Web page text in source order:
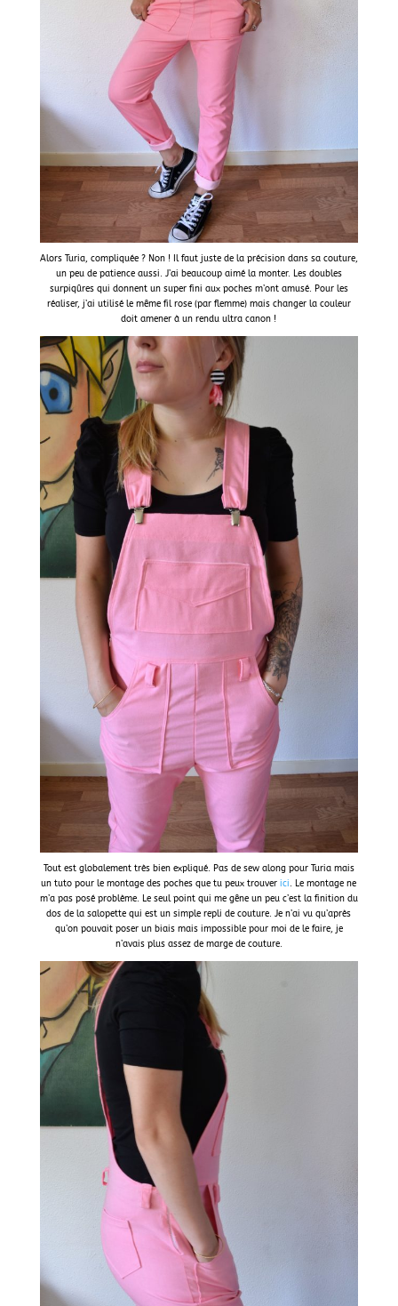
Alors Turia, compliquée ? Non ! Il faut juste de la précision dans sa couture,
un peu de patience aussi. J’ai beaucoup aimé la monter. Les doubles
surpiqûres qui donnent un super fini aux poches m’ont amusé. Pour les
réaliser, j’ai utilisé le même fil rose (par flemme) mais changer la couleur
doit amener à un rendu ultra canon !
Tout est globalement très bien expliqué. Pas de sew along pour Turia mais
un tuto pour le montage des poches que tu peux trouverici. Le montage ne
m’a pas posé problème. Le seul point qui me gêne un peu c’est la finition du
dos de la salopette qui est un simple repli de couture. Je n’ai vu qu’après
qu’on pouvait poser un biais mais impossible pour moi de le faire, je
n’avais plus assez de marge de couture.